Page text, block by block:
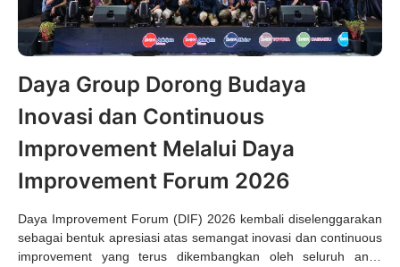
Daya Group Dorong Budaya
Inovasi dan Continuous
Improvement Melalui Daya
Improvement Forum 2026
Daya Improvement Forum (DIF) 2026 kembali diselenggarakan
sebagai bentuk apresiasi atas semangat inovasi dan continuous
improvement yang terus dikembangkan oleh seluruh anak